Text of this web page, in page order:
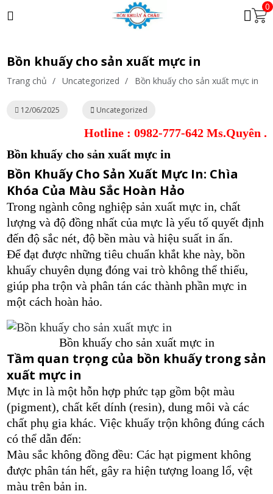
0
Bồn khuấy cho sản xuất mực in
Trang chủ / Uncategorized / Bồn khuấy cho sản xuất mực in
12/06/2025 Uncategorized
Hotline : 0982-777-642 Ms.Quyên .
Bồn khuấy cho sản xuất mực in
Bồn Khuấy Cho Sản Xuất Mực In: Chìa
Khóa Của Màu Sắc Hoàn Hảo
Trong ngành công nghiệp sản xuất mực in, chất
lượng và độ đồng nhất của mực là yếu tố quyết định
đến độ sắc nét, độ bền màu và hiệu suất in ấn.
Để đạt được những tiêu chuẩn khắt khe này, bồn
khuấy chuyên dụng đóng vai trò không thể thiếu,
giúp pha trộn và phân tán các thành phần mực in
một cách hoàn hảo.
Bồn khuấy cho sản xuất mực in
Tầm quan trọng của bồn khuấy trong sản
xuất mực in
Mực in là một hỗn hợp phức tạp gồm bột màu
(pigment), chất kết dính (resin), dung môi và các
chất phụ gia khác. Việc khuấy trộn không đúng cách
có thể dẫn đến:
Màu sắc không đồng đều: Các hạt pigment không
được phân tán hết, gây ra hiện tượng loang lổ, vệt
màu trên bản in.